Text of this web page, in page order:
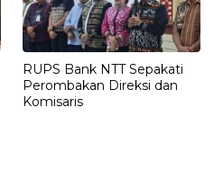
RUPS Bank NTT Sepakati
Perombakan Direksi dan
Komisaris